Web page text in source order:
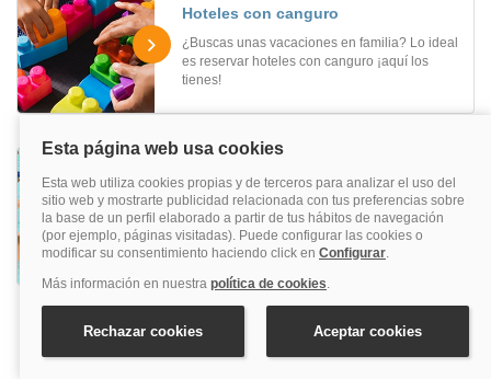
Hoteles con canguro
¿Buscas unas vacaciones en familia? Lo ideal
es reservar hoteles con canguro ¡aquí los
tienes!
Hoteles con animación
¿Buscas unas vacaciones divertidas? Lo ideal
es reservar hoteles con animación ¡A disfrutar!